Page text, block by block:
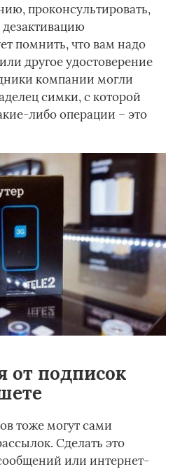
проконсультировать,
помнить, что вам надо
другое удостоверение
компании могли
симки, с которой
либо операции – это
от подписок
тоже могут сами
Сделать это
или интернет-